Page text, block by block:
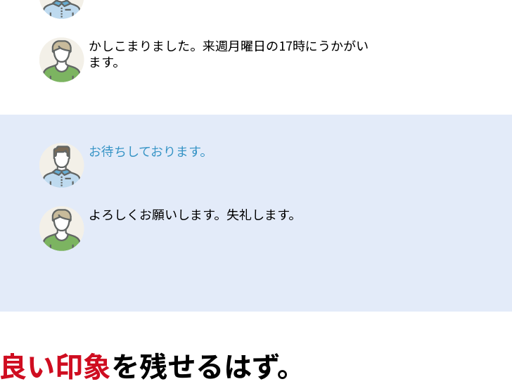
かしこまりました。来週月曜日の17時にうかがい
ます。
お待ちしております。
よろしくお願いします。失礼します。
良い印象を残せるはず。